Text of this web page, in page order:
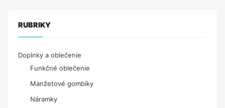
RUBRIKY
Doplnky a oblečenie
Funkčné oblečenie
Manžetové gombíky
Náramky